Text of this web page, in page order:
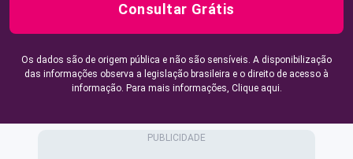
Consultar Grátis
Os dados são de origem pública e não são sensíveis. A disponibilização
das informações observa a legislação brasileira e o direito de acesso à
informação. Para mais informações, Clique aqui.